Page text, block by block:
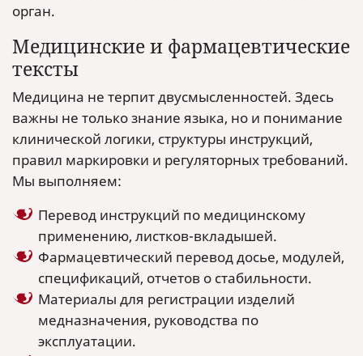
орган.
Медицинские и фармацевтические
тексты
Медицина не терпит двусмысленностей. Здесь
важны не только знание языка, но и понимание
клинической логики, структуры инструкций,
правил маркировки и регуляторных требований.
Мы выполняем:
Перевод инструкций по медицинскому
применению, листков-вкладышей.
Фармацевтический перевод досье, модулей,
спецификаций, отчетов о стабильности.
Материалы для регистрации изделий
медназначения, руководства по
эксплуатации.